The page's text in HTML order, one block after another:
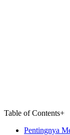
Table of Contents+
Pentingnya